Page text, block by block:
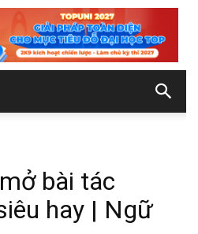
bài tác
hay | Ngữ